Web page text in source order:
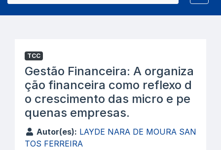
TCC
Gestão Financeira: A organiza
ção financeira como reflexo d
o crescimento das micro e pe
quenas empresas.
Autor(es): LAYDE NARA DE MOURA SAN
TOS FERREIRA